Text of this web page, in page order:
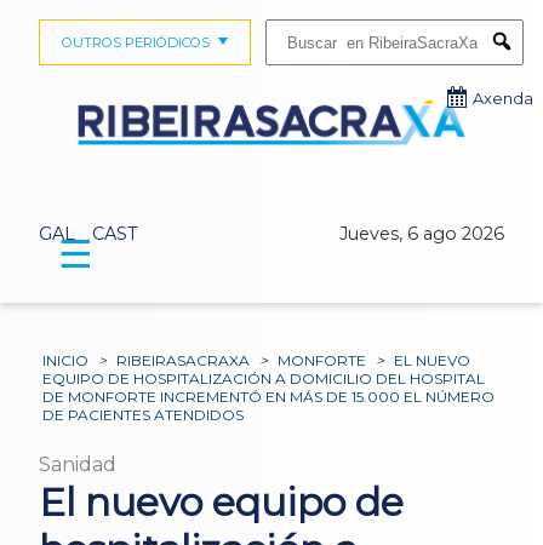
GAL CAST Jueves, 6 ago 2026
OUTROS PERIÓDICOS
Axenda
☰
INICIO > RIBEIRASACRAXA > MONFORTE > EL NUEVO
EQUIPO DE HOSPITALIZACIÓN A DOMICILIO DEL HOSPITAL
DE MONFORTE INCREMENTÓ EN MÁS DE 15.000 EL NÚMERO
DE PACIENTES ATENDIDOS
Sanidad
El nuevo equipo de